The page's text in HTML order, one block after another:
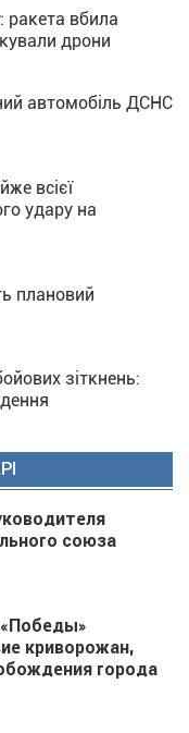
ракета вбила
дрони
автомобіль ДСНС
всієї
удару на
плановий
зіткнень:
союза
криворожан,
города